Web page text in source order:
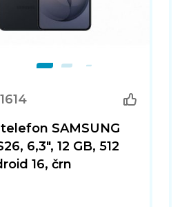
SAMSUNG
6,3", 12 GB, 512
16, črn